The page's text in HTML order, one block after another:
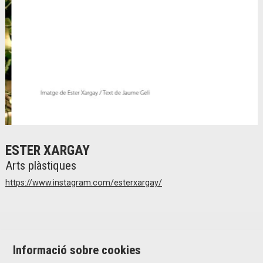
ESTER XARGAY
Arts plàstiques
https://www.instagram.com/esterxargay/
Informació sobre cookies